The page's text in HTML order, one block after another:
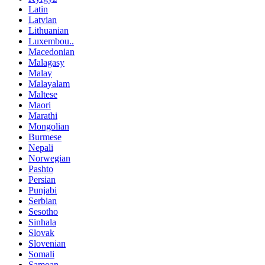
Latin
Latvian
Lithuanian
Luxembou..
Macedonian
Malagasy
Malay
Malayalam
Maltese
Maori
Marathi
Mongolian
Burmese
Nepali
Norwegian
Pashto
Persian
Punjabi
Serbian
Sesotho
Sinhala
Slovak
Slovenian
Somali